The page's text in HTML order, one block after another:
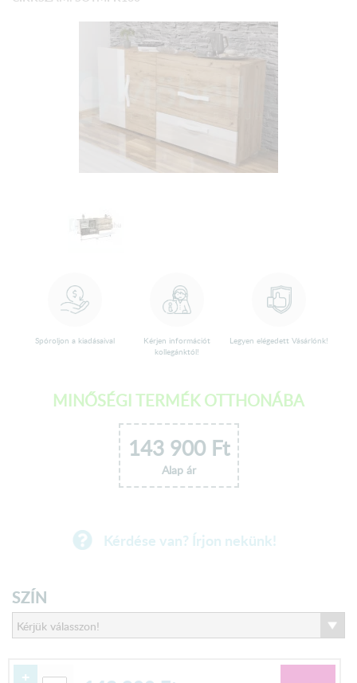
Spóroljon a kiadásaival
Kérjen információt
kollegánktól!
Legyen elégedett Vásárlónk!
MINŐSÉGI TERMÉK OTTHONÁBA
143 900Ft
Alap ár
Kérdése van? Írjon nekünk!
SZÍN
+